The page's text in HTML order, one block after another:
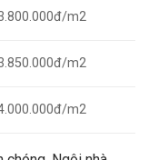
m2
m2
m2